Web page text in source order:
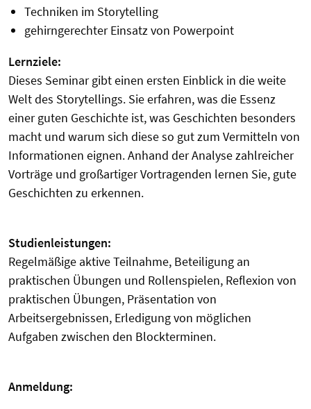
Techniken im Storytelling
gehirngerechter Einsatz von Powerpoint
Lernziele:
Dieses Seminar gibt einen ersten Einblick in die weite
Welt des Storytellings. Sie erfahren, was die Essenz
einer guten Geschichte ist, was Geschichten besonders
macht und warum sich diese so gut zum Vermitteln von
Informationen eignen. Anhand der Analyse zahlreicher
Vorträge und großartiger Vortragenden lernen Sie, gute
Geschichten zu erkennen.
Studienleistungen:
Regelmäßige aktive Teilnahme, Beteiligung an
praktischen Übungen und Rollenspielen, Reflexion von
praktischen Übungen, Präsentation von
Arbeitsergebnissen, Erledigung von möglichen
Aufgaben zwischen den Blockterminen.
Anmeldung: